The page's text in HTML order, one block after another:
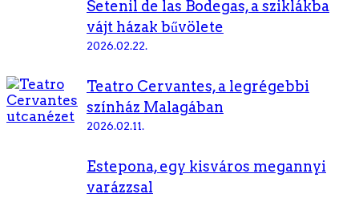
Setenil de las Bodegas, a sziklákba
vájt házak bűvölete
2026.02.22.
Teatro Cervantes, a legrégebbi
színház Malagában
2026.02.11.
Estepona, egy kisváros megannyi
varázzsal